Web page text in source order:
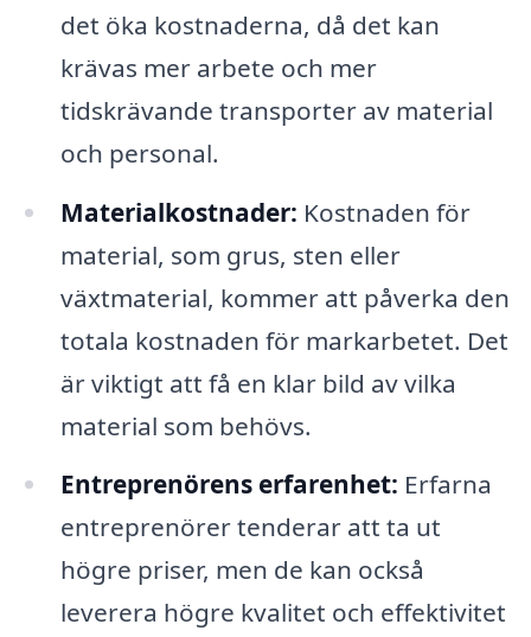
det öka kostnaderna, då det kan
krävas mer arbete och mer
tidskrävande transporter av material
och personal.
Materialkostnader: Kostnaden för
material, som grus, sten eller
växtmaterial, kommer att påverka den
totala kostnaden för markarbetet. Det
är viktigt att få en klar bild av vilka
material som behövs.
Entreprenörens erfarenhet: Erfarna
entreprenörer tenderar att ta ut
högre priser, men de kan också
leverera högre kvalitet och effektivitet